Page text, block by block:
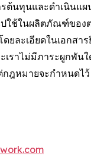
ต้นทุนและดำเนินแผ
ปใช้ในผลิตภัณฑ์ขอ
ดยละเอียดในเอกส
เราไม่มีภาระผูกพั
ฎหมายจะกำหนดไว้